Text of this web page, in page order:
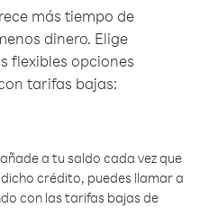
más tiempo de
dinero. Elige
flexibles opciones
tarifas bajas:
a tu saldo cada vez que
crédito, puedes llamar a
con las tarifas bajas de